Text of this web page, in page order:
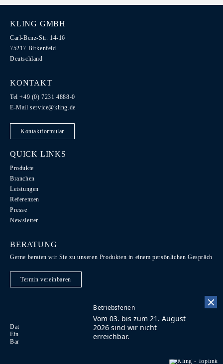
Betriebsferien
Vom 03. bis zum 21. August
2026 sind wir nicht
erreichbar.
KLING GMBH
Carl-Benz-Str. 14-16
75217 Birkenfeld
Deutschland
KONTAKT
Tel +49 (0) 7231 4888-0
E-Mailservice@kling.de
Kontaktformular
QUICK LINKS
Produkte
Branchen
Leistungen
Referenzen
Presse
Newsletter
BERATUNG
Gerne beraten wir Sie zu unseren Produkten in einem persönlichen Gespräch
Termin vereinbaren
Datenschutz / Recht / AGB
Code of Conduct
Einkaufsbedingungen
Impressum
Kontakt
Barrierefreiheit